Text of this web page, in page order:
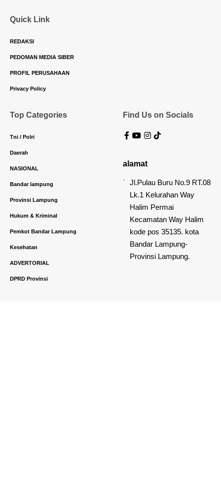
Quick Link
REDAKSI
PEDOMAN MEDIA SIBER
PROFIL PERUSAHAAN
Privacy Policy
Top Categories
Tni / Polri
Daerah
NASIONAL
Bandar lampung
Provinsi Lampung
Hukum & Kriminal
Pemkot Bandar Lampung
Kesehatan
ADVERTORIAL
DPRD Provinsi
Find Us on Socials
alamat
Jl.Pulau Buru No.9 RT.08
Lk.1 Kelurahan Way
Halim Permai
Kecamatan Way Halim
kode pos 35135. kota
Bandar Lampung-
Provinsi Lampung.